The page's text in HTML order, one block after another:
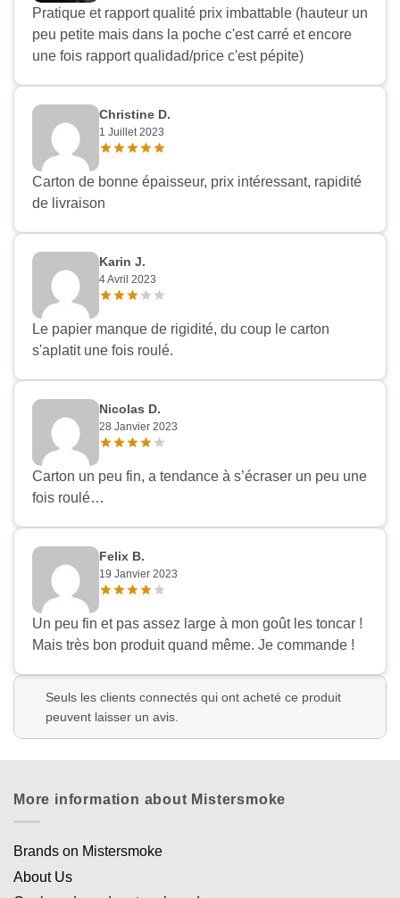
Pratique et rapport qualité prix imbattable (hauteur un
peu petite mais dans la poche c'est carré et encore
une fois rapport qualidad/price c'est pépite)
Christine D.
1 Juillet 2023
Carton de bonne épaisseur, prix intéressant, rapidité
de livraison
Karin J.
4 Avril 2023
Le papier manque de rigidité, du coup le carton
s'aplatit une fois roulé.
Nicolas D.
28 Janvier 2023
Carton un peu fin, a tendance à s’écraser un peu une
fois roulé…
Felix B.
19 Janvier 2023
Un peu fin et pas assez large à mon goût les toncar !
Mais très bon produit quand même. Je commande !
Seuls les clients connectés qui ont acheté ce produit
peuvent laisser un avis.
More information about Mistersmoke
Brands on Mistersmoke
About Us